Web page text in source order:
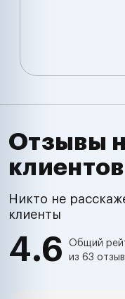
Отзывы
клиентов
Никто не
клиенты
4.6
Общий
из 63